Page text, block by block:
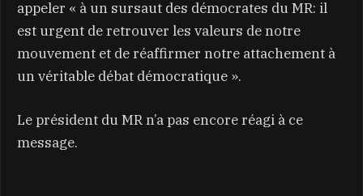
appeler « à un sursaut des démocrates du MR: il
est urgent de retrouver les valeurs de notre
mouvement et de réaffirmer notre attachement à
un véritable débat démocratique ».
Le président du MR n’a pas encore réagi à ce
message.